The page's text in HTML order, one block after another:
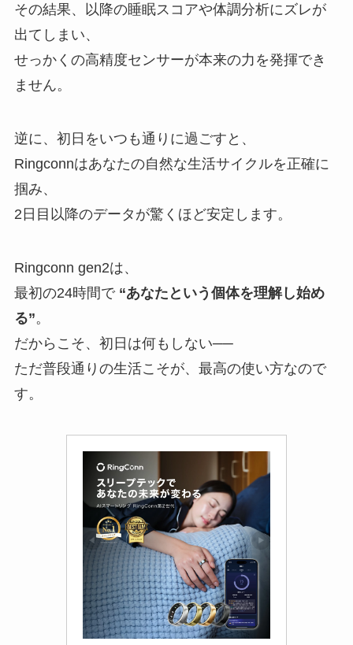
その結果、以降の睡眠スコアや体調分析にズレが
出てしまい、
せっかくの高精度センサーが本来の力を発揮でき
ません。
逆に、初日をいつも通りに過ごすと、
Ringconnはあなたの自然な生活サイクルを正確に
掴み、
2日目以降のデータが驚くほど安定します。
Ringconn gen2は、
最初の24時間で “あなたという個体を理解し始め
る”。
だからこそ、初日は何もしない──
ただ普段通りの生活こそが、最高の使い方なので
す。